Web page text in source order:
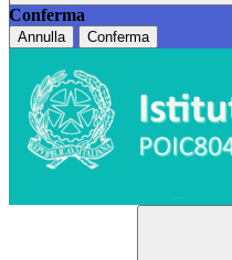
Conferma
Annulla Conferma